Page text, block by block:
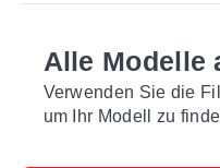
Alle Modelle
Verwenden Sie die
um Ihr Modell zu